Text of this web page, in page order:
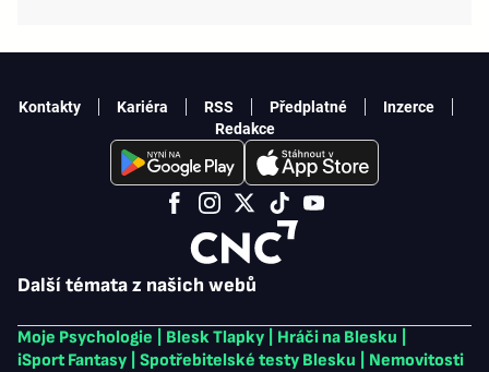
Další témata z našich webů
Moje Psychologie Blesk Tlapky Hráči na Blesku
iSport Fantasy
Spotřebitelské testy Blesku
Nemovitosti
Kontakty Kariéra RSS Předplatné
Inzerce
Redakce